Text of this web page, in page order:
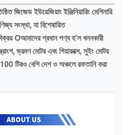
জিজেড ইউয়েজিয়াং ইঞ্জিনিয়ারিং মেশিনারি
সংস্থা, যা বিশেষায়িত
Oআমাদের প্রধান পণ্য হ'ল খননকারী
ভ্রমণ মোটর এবং গিয়ারবক্স, সুইং মোটর
টিরও বেশি দেশ ও অঞ্চলে রফতানি করা